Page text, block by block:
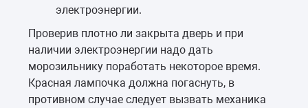
электроэнергии.
Проверив плотно ли закрыта дверь и при
наличии электроэнергии надо дать
морозильнику поработать некоторое время.
Красная лампочка должна погаснуть, в
противном случае следует вызвать механика